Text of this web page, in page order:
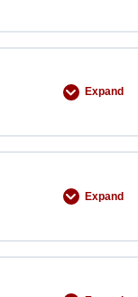
Expand
Expand